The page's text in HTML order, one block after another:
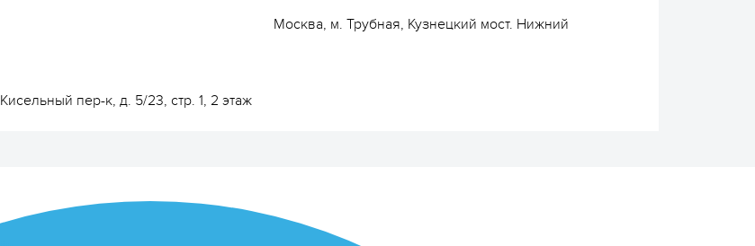
Москва, м. Трубная, Кузнецкий мост. Нижний
Кисельный пер-к, д. 5/23, стр. 1, 2 этаж